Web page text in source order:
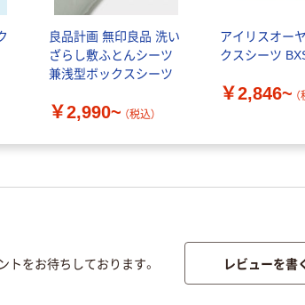
良品計画 無印良品 洗い
ざらし敷ふとんシーツ
兼浅型ボックスシーツ
￥2,990~ （税込）
アイリスオー
クスシーツ
￥2,846~
をお待ちしております。 レビューを書